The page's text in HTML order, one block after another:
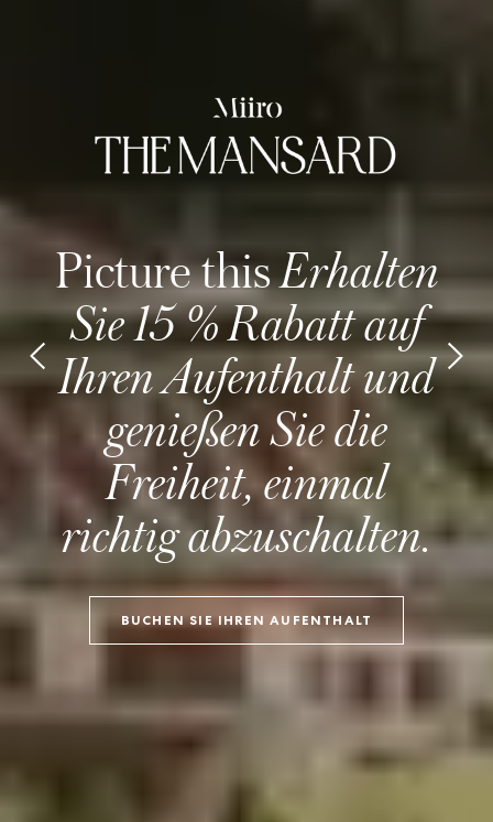
Picture thisErhalten
Sie 15 % Rabatt auf
Ihren Aufenthalt und
genießen Sie die
Freiheit, einmal
richtig abzuschalten.
BUCHEN SIE IHREN AUFENTHALT